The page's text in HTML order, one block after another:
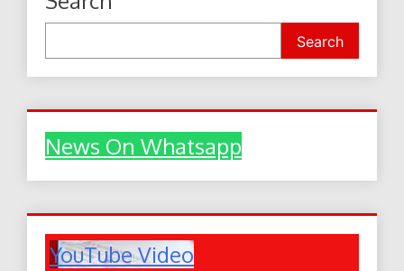
Search
News On Whatsapp
YouTube Video